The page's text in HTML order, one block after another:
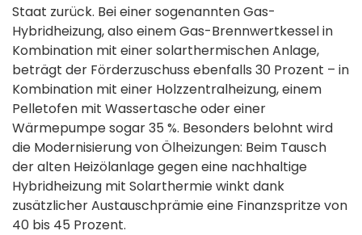
Staat zurück. Bei einer sogenannten Gas-
Hybridheizung, also einem Gas-Brennwertkessel in
Kombination mit einer solarthermischen Anlage,
beträgt der Förderzuschuss ebenfalls 30 Prozent – in
Kombination mit einer Holzzentralheizung, einem
Pelletofen mit Wassertasche oder einer
Wärmepumpe sogar 35 %. Besonders belohnt wird
die Modernisierung von Ölheizungen: Beim Tausch
der alten Heizölanlage gegen eine nachhaltige
Hybridheizung mit Solarthermie winkt dank
zusätzlicher Austauschprämie eine Finanzspritze von
40 bis 45 Prozent.